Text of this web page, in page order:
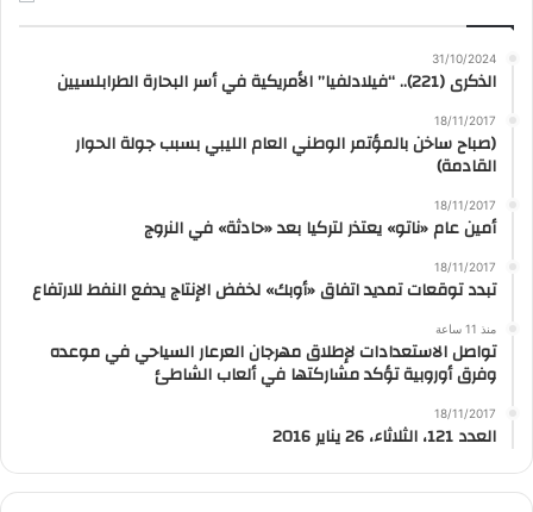
31/10/2024
الذكرى (221).. “فيلادلفيا” الأمريكية في أسر البحارة الطرابلسيين
18/11/2017
(صباح ساخن بالمؤتمر الوطني العام الليبي بسبب جولة الحوار
القادمة)
18/11/2017
أمين عام «ناتو» يعتذر لتركيا بعد «حادثة» في النروج
18/11/2017
تبدد توقعات تمديد اتفاق «أوبك» لخفض الإنتاج يدفع النفط للارتفاع
منذ 11 ساعة
تواصل الاستعدادات لإطلاق مهرجان العرعار السياحي في موعده
وفرق أوروبية تؤكد مشاركتها في ألعاب الشاطئ
18/11/2017
العدد 121، الثلاثاء، 26 يناير 2016